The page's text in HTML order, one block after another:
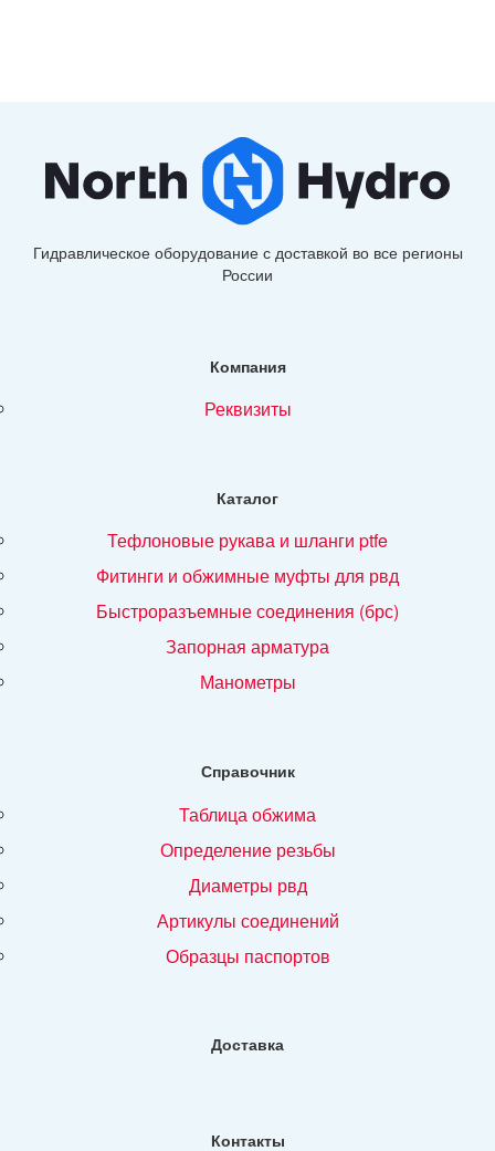
Гидравлическое оборудование с доставкой во все регионы
России
Компания
реквизиты
Каталог
тефлоновые рукава и шланги ptfe
фитинги и обжимные муфты для рвд
быстроразъемные соединения (брс)
запорная арматура
манометры
Справочник
таблица обжима
определение резьбы
диаметры рвд
артикулы соединений
образцы паспортов
Доставка
Контакты